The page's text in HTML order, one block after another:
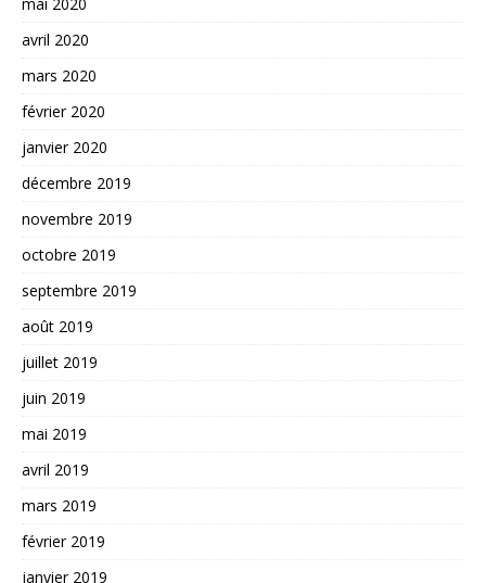
avril 2020
mars 2020
février 2020
janvier 2020
décembre 2019
novembre 2019
octobre 2019
septembre 2019
août 2019
juillet 2019
juin 2019
mai 2019
avril 2019
mars 2019
février 2019
janvier 2019